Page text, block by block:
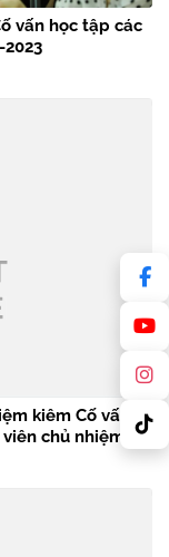
vấn học tập các
kiêm Cố vấn
chủ nhiệm